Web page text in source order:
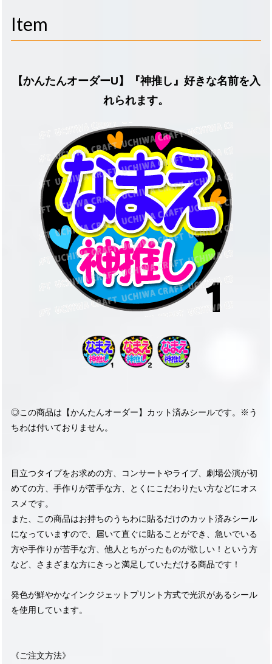
Item
【かんたんオーダーU】『神推し』好きな名前を入
れられます。
◎この商品は【かんたんオーダー】カット済みシールです。※う
ちわは付いておりません。
目立つタイプをお求めの方、コンサートやライブ、劇場公演が初
めての方、手作りが苦手な方、とくにこだわりたい方などにオス
スメです。
また、この商品はお持ちのうちわに貼るだけのカット済みシール
になっていますので、届いて直ぐに貼ることができ、急いでいる
方や手作りが苦手な方、他人とちがったものが欲しい！という方
など、さまざまな方にきっと満足していただける商品です！
発色が鮮やかなインクジェットプリント方式で光沢があるシール
を使用しています。
《ご注文方法》